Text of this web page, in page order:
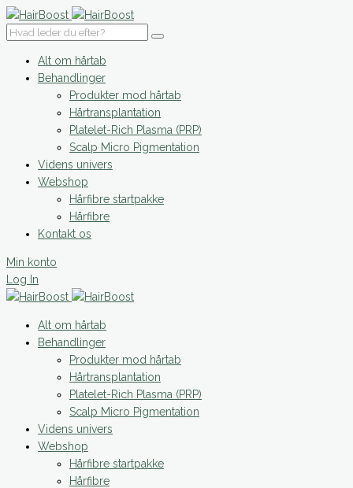
Alt om hårtab
Behandlinger
Produkter mod hårtab
Hårtransplantation
Platelet-Rich Plasma (PRP)
Scalp Micro Pigmentation
Videns univers
Webshop
Hårfibre startpakke
Hårfibre
Kontakt os
Min konto
Log In
Alt om hårtab
Behandlinger
Produkter mod hårtab
Hårtransplantation
Platelet-Rich Plasma (PRP)
Scalp Micro Pigmentation
Videns univers
Webshop
Hårfibre startpakke
Hårfibre